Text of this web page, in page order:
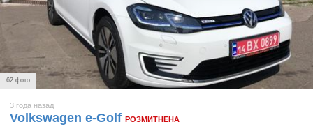
62 фото
3 года назад
Volkswagen e-Golf РОЗМИТНЕНА